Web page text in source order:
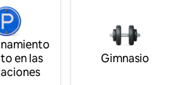
en las
Gimnasio